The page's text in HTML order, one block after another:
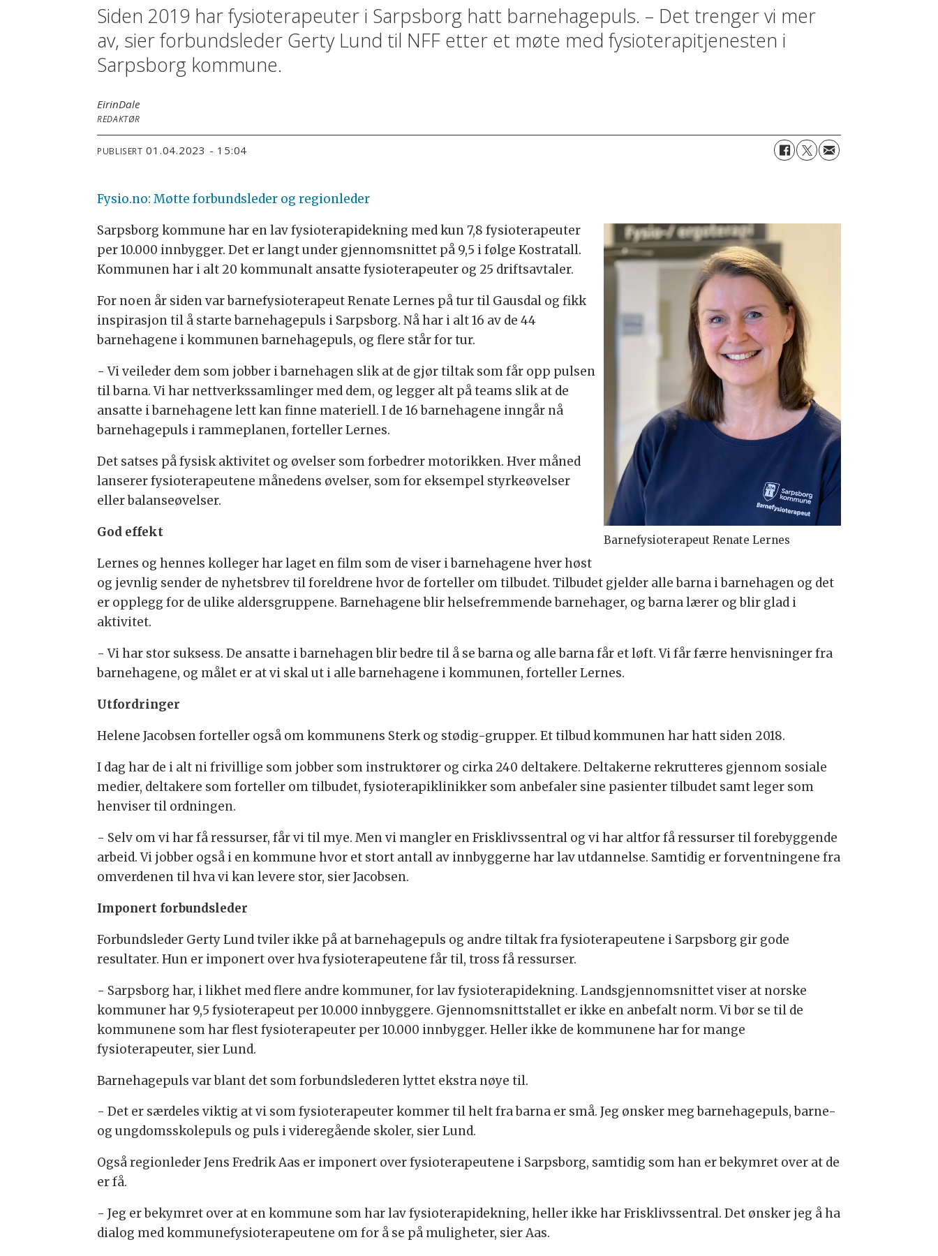
Siden 2019 har fysioterapeuter i Sarpsborg hatt barnehagepuls. – Det trenger vi mer
av, sier forbundsleder Gerty Lund til NFF etter et møte med fysioterapitjenesten i
Sarpsborg kommune.
EirinDale
REDAKTØR
PUBLISERT 01.04.2023 - 15:04
Fysio.no: Møtte forbundsleder og regionleder
Barnefysioterapeut Renate Lernes
Sarpsborg kommune har en lav fysioterapidekning med kun 7,8 fysioterapeuter
per 10.000 innbygger. Det er langt under gjennomsnittet på 9,5 i følge Kostratall.
Kommunen har i alt 20 kommunalt ansatte fysioterapeuter og 25 driftsavtaler.
For noen år siden var barnefysioterapeut Renate Lernes på tur til Gausdal og fikk
inspirasjon til å starte barnehagepuls i Sarpsborg. Nå har i alt 16 av de 44
barnehagene i kommunen barnehagepuls, og flere står for tur.
- Vi veileder dem som jobber i barnehagen slik at de gjør tiltak som får opp pulsen
til barna. Vi har nettverkssamlinger med dem, og legger alt på teams slik at de
ansatte i barnehagene lett kan finne materiell. I de 16 barnehagene inngår nå
barnehagepuls i rammeplanen, forteller Lernes.
Det satses på fysisk aktivitet og øvelser som forbedrer motorikken. Hver måned
lanserer fysioterapeutene månedens øvelser, som for eksempel styrkeøvelser
eller balanseøvelser.
God effekt
Lernes og hennes kolleger har laget en film som de viser i barnehagene hver høst
og jevnlig sender de nyhetsbrev til foreldrene hvor de forteller om tilbudet. Tilbudet gjelder alle barna i barnehagen og det
er opplegg for de ulike aldersgruppene. Barnehagene blir helsefremmende barnehager, og barna lærer og blir glad i
aktivitet.
- Vi har stor suksess. De ansatte i barnehagen blir bedre til å se barna og alle barna får et løft. Vi får færre henvisninger fra
barnehagene, og målet er at vi skal ut i alle barnehagene i kommunen, forteller Lernes.
Utfordringer
Helene Jacobsen forteller også om kommunens Sterk og stødig-grupper. Et tilbud kommunen har hatt siden 2018.
I dag har de i alt ni frivillige som jobber som instruktører og cirka 240 deltakere. Deltakerne rekrutteres gjennom sosiale
medier, deltakere som forteller om tilbudet, fysioterapiklinikker som anbefaler sine pasienter tilbudet samt leger som
henviser til ordningen.
- Selv om vi har få ressurser, får vi til mye. Men vi mangler en Frisklivssentral og vi har altfor få ressurser til forebyggende
arbeid. Vi jobber også i en kommune hvor et stort antall av innbyggerne har lav utdannelse. Samtidig er forventningene fra
omverdenen til hva vi kan levere stor, sier Jacobsen.
Imponert forbundsleder
Forbundsleder Gerty Lund tviler ikke på at barnehagepuls og andre tiltak fra fysioterapeutene i Sarpsborg gir gode
resultater. Hun er imponert over hva fysioterapeutene får til, tross få ressurser.
- Sarpsborg har, i likhet med flere andre kommuner, for lav fysioterapidekning. Landsgjennomsnittet viser at norske
kommuner har 9,5 fysioterapeut per 10.000 innbyggere. Gjennomsnittstallet er ikke en anbefalt norm. Vi bør se til de
kommunene som har flest fysioterapeuter per 10.000 innbygger. Heller ikke de kommunene har for mange
fysioterapeuter, sier Lund.
Barnehagepuls var blant det som forbundslederen lyttet ekstra nøye til.
- Det er særdeles viktig at vi som fysioterapeuter kommer til helt fra barna er små. Jeg ønsker meg barnehagepuls, barne-
og ungdomsskolepuls og puls i videregående skoler, sier Lund.
Også regionleder Jens Fredrik Aas er imponert over fysioterapeutene i Sarpsborg, samtidig som han er bekymret over at de
er få.
- Jeg er bekymret over at en kommune som har lav fysioterapidekning, heller ikke har Frisklivssentral. Det ønsker jeg å ha
dialog med kommunefysioterapeutene om for å se på muligheter, sier Aas.